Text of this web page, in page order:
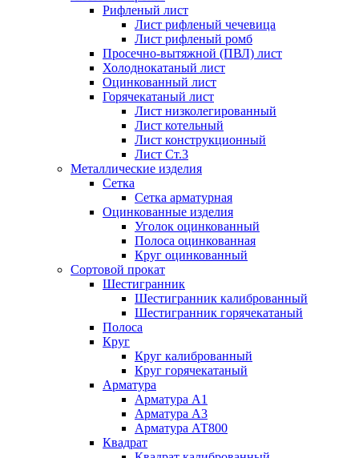
Рифленый лист
Лист рифленый чечевица
Лист рифленый ромб
Просечно-вытяжной (ПВЛ) лист
Холоднокатаный лист
Оцинкованный лист
Горячекатаный лист
Лист низколегированный
Лист котельный
Лист конструкционный
Лист Ст.3
Металлические изделия
Сетка
Сетка арматурная
Оцинкованные изделия
Уголок оцинкованный
Полоса оцинкованная
Круг оцинкованный
Сортовой прокат
Шестигранник
Шестигранник калиброванный
Шестигранник горячекатаный
Полоса
Круг
Круг калиброванный
Круг горячекатаный
Арматура
Арматура А1
Арматура А3
Арматура АТ800
Квадрат